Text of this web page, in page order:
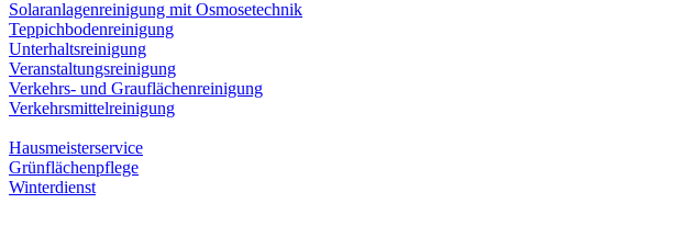
Solaranlagenreinigung mit Osmosetechnik
Teppichbodenreinigung
Unterhaltsreinigung
Veranstaltungsreinigung
Verkehrs- und Grauflächenreinigung
Verkehrsmittelreinigung
Hausmeisterservice
Grünflächenpflege
Winterdienst